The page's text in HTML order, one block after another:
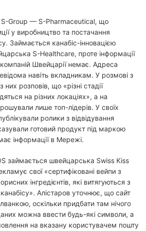
Group — S-Pharmaceutical, що
у виробництво та постачання
Займається канабіс-інновацією
S-Healthcare, проте інформації
Швейцарії немає. Адреса
навіть вкладникам. У розмові з
них розповів, що «різні стадії
на різних локаціях», а на
лише топ-лідерів. У своїх
ролики з відвідування
готовий продукт під маркою
інформації в Мережі.
займається швейцарська Swiss Kiss
свої «сертифіковані вейпи з
інгредієнтів, які витягуються з
Алістаров уточнює, що сайт
оскільки придбати там нічого
можна ввести будь-які символи, а
на вказану користувачем пошту